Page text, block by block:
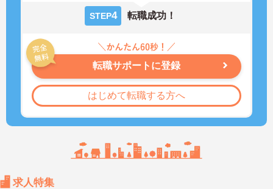
STEP4 転職成功！
転職サポートに登録
はじめて転職する方へ
求人特集